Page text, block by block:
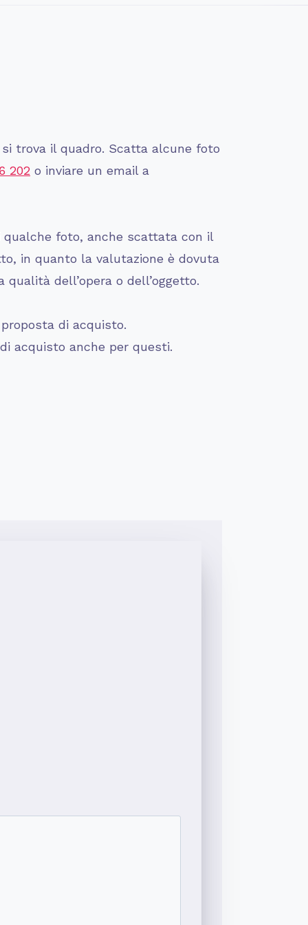
trova il quadro. Scatta alcune foto
202 o inviare un email a
qualche foto, anche scattata con il
in quanto la valutazione è dovuta
dell’opera o dell’oggetto.
di acquisto.
acquisto anche per questi.